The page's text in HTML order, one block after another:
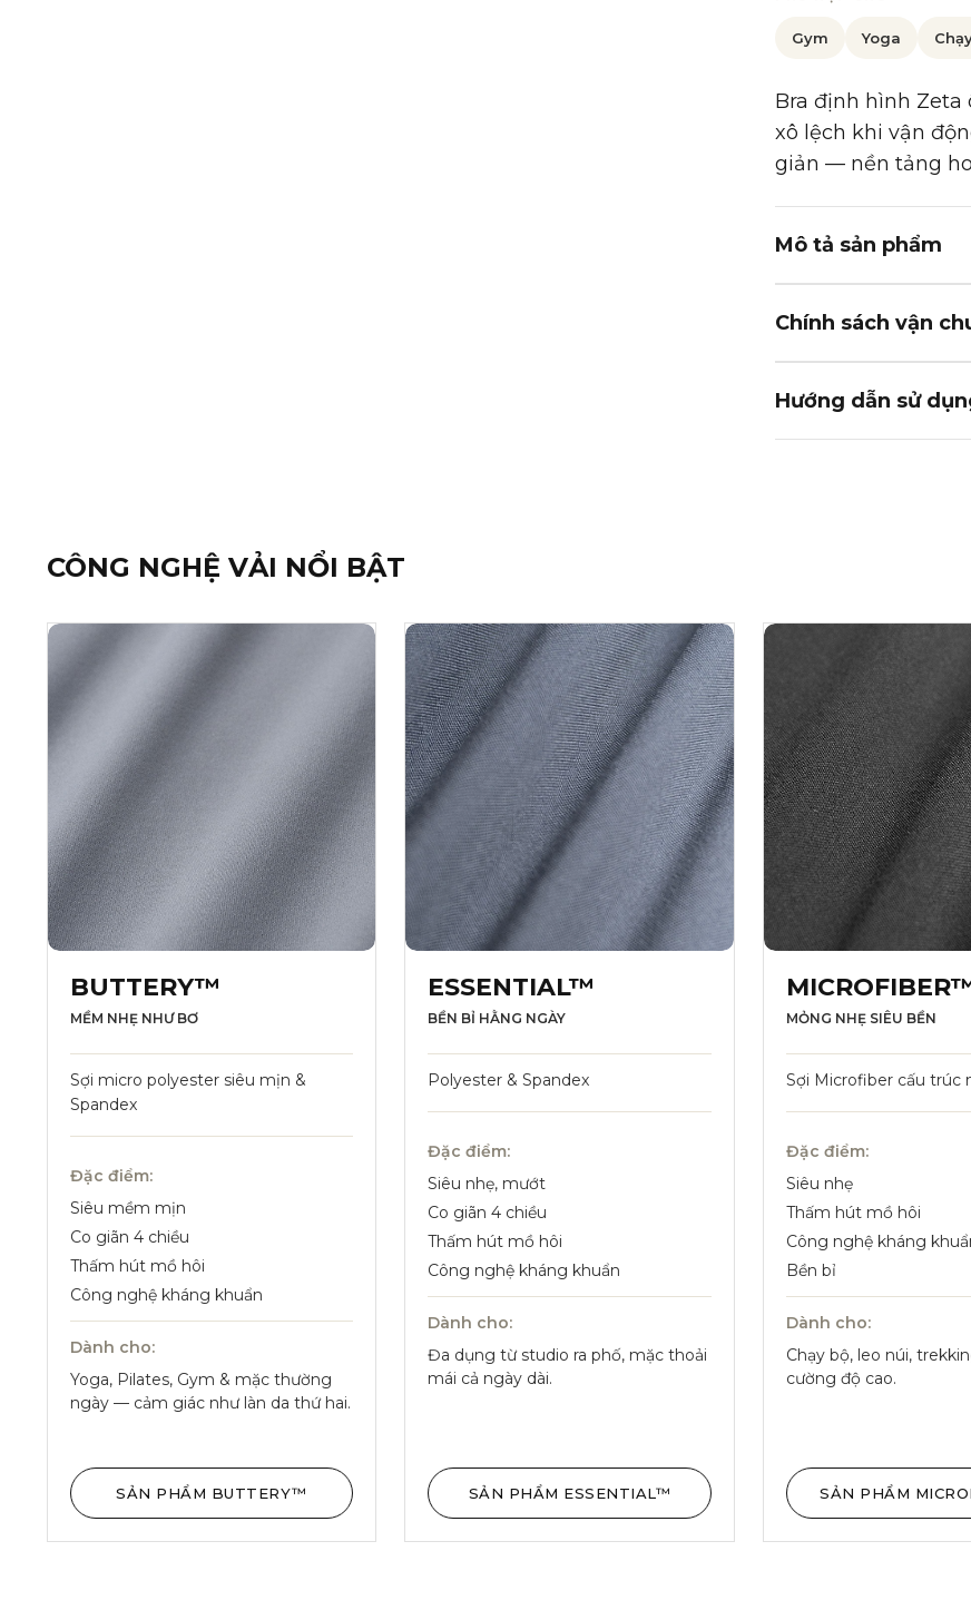
Gym Yoga
Bra định hình Zeta
xô lệch khi vận
giản — nền tảng
Mô tả sản phẩm
Chính sách vận
Hướng dẫn sử
CÔNG NGHỆ VẢI NỔI BẬT
BUTTERY™
MỀM NHẸ NHƯ BƠ
Sợi micro polyester siêu mịn &
Spandex
Đặc điểm:
Siêu mềm mịn
Co giãn 4 chiều
Thấm hút mồ hôi
Công nghệ kháng khuẩn
Dành cho:
Yoga, Pilates, Gym & mặc thường
ngày — cảm giác như làn da thứ hai.
SẢN PHẨM BUTTERY™
ESSENTIAL™
BỀN BỈ HẰNG NGÀY
Polyester & Spandex
Đặc điểm:
Siêu nhẹ, mướt
Co giãn 4 chiều
Thấm hút mồ hôi
Công nghệ kháng khuẩn
Dành cho:
Đa dụng từ studio ra phố, mặc thoải
mái cả ngày dài.
SẢN PHẨM ESSENTIAL™
MỎNG NHẸ SIÊU BỀN
Sợi Microfiber cấu trúc
Đặc điểm:
Siêu nhẹ
Thấm hút mồ hôi
Công nghệ kháng
Bền bỉ
Dành cho:
Chạy bộ, leo núi,
cường độ cao.
SẢN PHẨM